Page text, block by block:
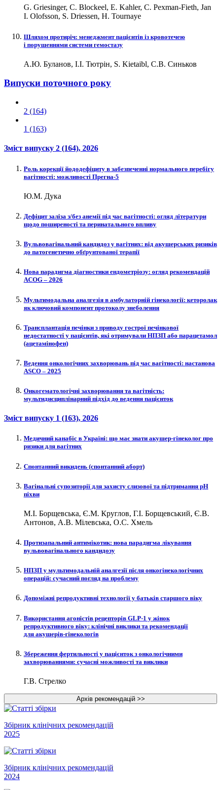
G. Griesinger, C. Blockeel, E. Kahler, C. Pexman-Fieth, Jan
I. Olofsson, S. Driessen, H. Tournaye
Шляхом протиріч: менеджмент пацієнтів із кровотечею
і порушеннями системи гемостазу
А.Ю. Буланов, І.І. Тютрін, S. Kietaibl, С.В. Синьков
Випуски поточного року
2 (164)
1 (163)
Зміст випуску 2 (164), 2026
Роль корекції йододефіциту в забезпеченні нормального перебігу
вагітності: можливості Прегна-5
Ю.М. Дука
Дефіцит заліза з/без анемії під час вагітності: огляд літератури
щодо поширеності та перинатального впливу
Вульвовагінальний кандидоз у вагітних: від акушерських ризиків
до патогенетично обґрунтованої терапії
Нова парадигма діагностики ендометріозу: огляд рекомендацій
ACOG – 2026
Мультимодальна аналгезія в амбулаторній гінекології: кеторолак
як ключовий компонент протоколу знеболення
Трансплантація печінки з приводу гострої печінкової
недостатності у пацієнтів, які отримували НПЗП або парацетамол
(ацетамінофен)
Ведення онкологічних захворювань під час вагітності: настанова
ASCO – 2025
Онкогематологічні захворювання та вагітність:
мультидисциплінарний підхід до ведення пацієнток
Зміст випуску 1 (163), 2026
Медичний канабіс в Україні: що має знати акушер-гінеколог про
ризики для вагітних
Спонтанний викидень (спонтанний аборт)
Вагінальні супозиторії для захисту слизової та підтримання рН
піхви
М.І. Борщевська, Є.М. Круглов, Г.І. Борщевський, Є.В.
Антонов, А.В. Мілевська, О.С. Хмель
Протизапальний антимікотик: нова парадигма лікування
вульвовагінального кандидозу
НПЗП у мультимодальній аналгезії після онкогінекологічних
операцій: сучасний погляд на проблему
Допоміжні репродуктивні технології у батьків старшого віку
Використання агоністів рецепторів GLP‑1 у жінок
репродуктивного віку: клінічні виклики та рекомендації
для акушерів-гінекологів
Збереження фертильності у пацієнток з онкологічними
захворюваннями: сучасні можливості та виклики
Г.В. Стрелко
Збірник клінічних рекомендацій
2025
Збірник клінічних рекомендацій
2024